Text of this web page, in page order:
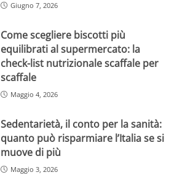
Giugno 7, 2026
Come scegliere biscotti più
equilibrati al supermercato: la
check-list nutrizionale scaffale per
scaffale
Maggio 4, 2026
Sedentarietà, il conto per la sanità:
quanto può risparmiare l’Italia se si
muove di più
Maggio 3, 2026